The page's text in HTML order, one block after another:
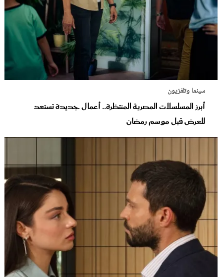
سينما وتلفزيون
أبرز المسلسلات المصرية المنتظرة.. أعمال جديدة تستعد
للعرض قبل موسم رمضان